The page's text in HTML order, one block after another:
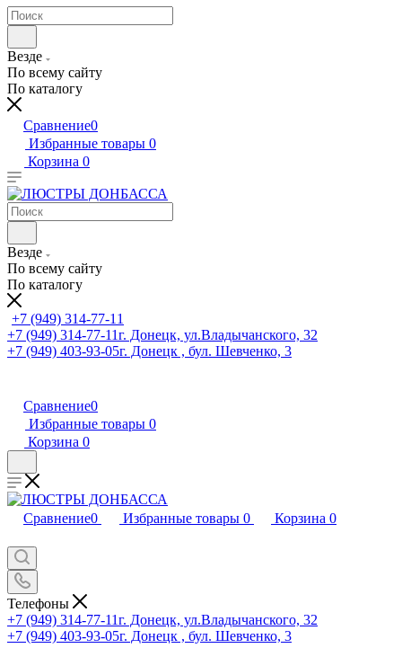
Везде
По всему сайту
По каталогу
Сравнение0
Избранные товары 0
Корзина 0
Везде
По всему сайту
По каталогу
+7 (949) 314-77-11
+7 (949) 314-77-11г. Донецк, ул.Владычанского, 32
+7 (949) 403-93-05г. Донецк , бул. Шевченко, 3
Сравнение0
Избранные товары 0
Корзина 0
Сравнение0 Избранные товары 0 Корзина 0
Телефоны
+7 (949) 314-77-11г. Донецк, ул.Владычанского, 32
+7 (949) 403-93-05г. Донецк , бул. Шевченко, 3